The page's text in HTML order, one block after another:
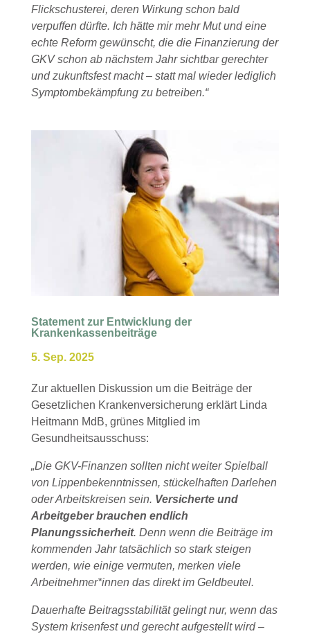
Flickschusterei, deren Wirkung schon bald
verpuffen dürfte. Ich hätte mir mehr Mut und eine
echte Reform gewünscht, die die Finanzierung der
GKV schon ab nächstem Jahr sichtbar gerechter
und zukunftsfest macht – statt mal wieder lediglich
Symptombekämpfung zu betreiben.“
Statement zur Entwicklung der
Krankenkassenbeiträge
5. Sep. 2025
Zur aktuellen Diskussion um die Beiträge der
Gesetzlichen Krankenversicherung erklärt Linda
Heitmann MdB, grünes Mitglied im
Gesundheitsausschuss:
„Die GKV-Finanzen sollten nicht weiter Spielball
von Lippenbekenntnissen, stückelhaften Darlehen
oder Arbeitskreisen sein. Versicherte und
Arbeitgeber brauchen endlich
Planungssicherheit. Denn wenn die Beiträge im
kommenden Jahr tatsächlich so stark steigen
werden, wie einige vermuten, merken viele
Arbeitnehmer*innen das direkt im Geldbeutel.
Dauerhafte Beitragsstabilität gelingt nur, wenn das
System krisenfest und gerecht aufgestellt wird –